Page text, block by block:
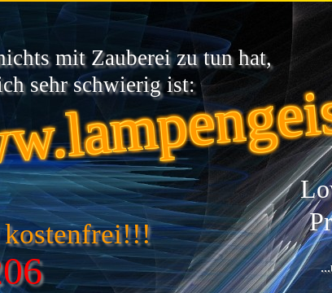
mit Zauberei zu tun hat,
sehr schwierig ist:
kostenfrei!!!